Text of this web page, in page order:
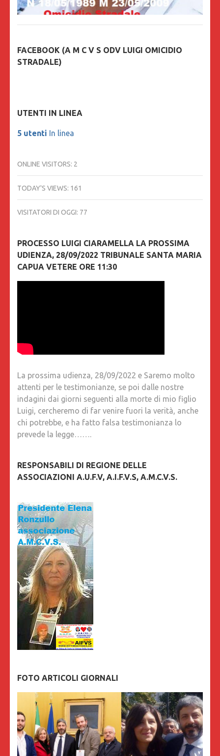
FACEBOOK (A M C V S ODV LUIGI OMICIDIO
STRADALE)
UTENTI IN LINEA
5 utenti In linea
ONLINE VISITORS: 2
TODAY'S VIEWS: 161
VISITATORI DI OGGI: 77
PROCESSO LUIGI CIARAMELLA LA PROSSIMA
UDIENZA, 28/09/2022 TRIBUNALE SANTA MARIA
CAPUA VETERE ORE 11:30
La prossima udienza, 28/09/2022 e Saremo molto
attenti per le testimonianze, se poi dalle nostre
indagini dai giorni seguenti alla morte di mio figlio
Luigi, cercheremo di far venire fuori la verità, anche
chi potrebbe, e ha fatto falsa testimonianza lo
prevede la legge…….
RESPONSABILI DI REGIONE DELLE
ASSOCIAZIONI A.U.F.V, A.I.F.V.S, A.M.C.V.S.
FOTO ARTICOLI GIORNALI